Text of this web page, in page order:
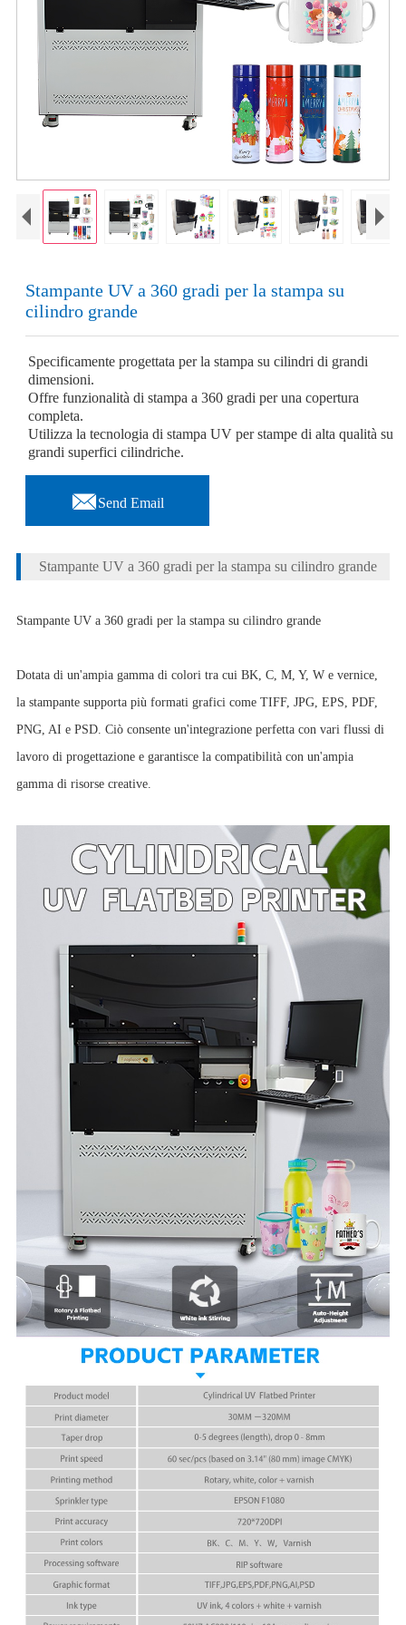
Stampante UV a 360 gradi per la stampa su
cilindro grande
Specificamente progettata per la stampa su cilindri di grandi
dimensioni.
Offre funzionalità di stampa a 360 gradi per una copertura
completa.
Utilizza la tecnologia di stampa UV per stampe di alta qualità su
grandi superfici cilindriche.
Send Email
Stampante UV a 360 gradi per la stampa su cilindro grande
Stampante UV a 360 gradi per la stampa su cilindro grande
Dotata di un'ampia gamma di colori tra cui BK, C, M, Y, W e vernice,
la stampante supporta più formati grafici come TIFF, JPG, EPS, PDF,
PNG, AI e PSD. Ciò consente un'integrazione perfetta con vari flussi di
lavoro di progettazione e garantisce la compatibilità con un'ampia
gamma di risorse creative.